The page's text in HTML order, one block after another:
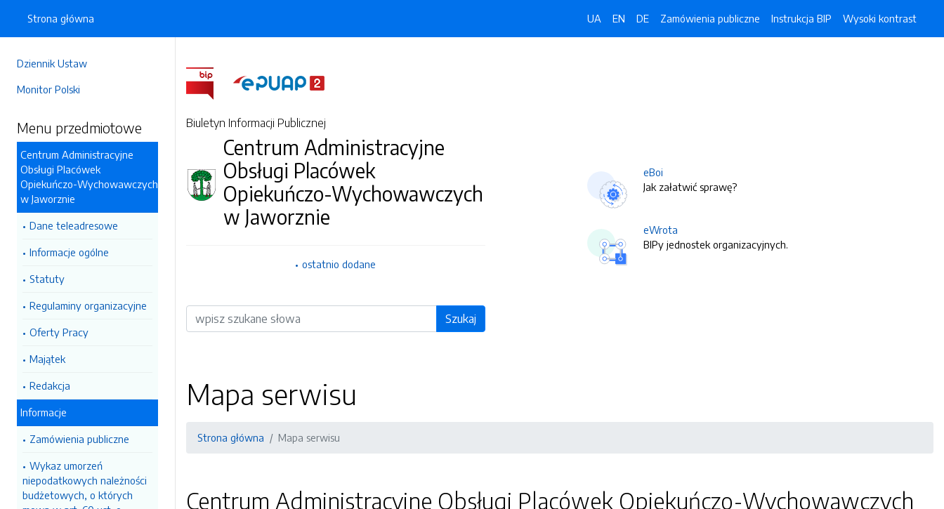
Dziennik Ustaw
Monitor Polski
Menu przedmiotowe
Centrum Administracyjne
Obsługi Placówek
Opiekuńczo-Wychowawczych
w Jaworznie
Dane teleadresowe
Informacje ogólne
Statuty
Regulaminy organizacyjne
Oferty Pracy
Majątek
Redakcja
Informacje
Zamówienia publiczne
Wykaz umorzeń
niepodatkowych należności
budżetowych, o których
Strona główna UA EN DE Zamówienia publiczne Instrukcja BIP Wysoki kontrast
Biuletyn Informacji Publicznej
Centrum Administracyjne
Obsługi Placówek
Opiekuńczo-Wychowawczych
w Jaworznie
ostatnio dodane
Wyszukiwarka Szukaj
eBoi
Jak załatwić sprawę?
eWrota
BIPy jednostek organizacyjnych.
Mapa serwisu
Strona główna Mapa serwisu
Centrum Administracyjne Obsługi Placówek Opiekuńczo-Wychowawczych